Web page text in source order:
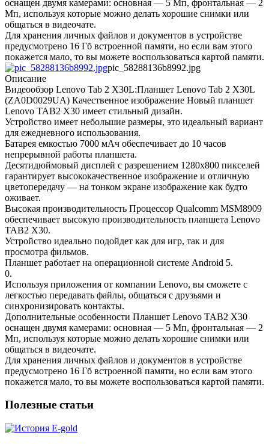
оснащен двумя камерами: основная — 5 Мп, фронтальная — 2
Мп, используя которые можно делать хорошие снимки или
общаться в видеочате.
Для хранения личных файлов и документов в устройстве
предусмотрено 16 Гб встроенной памяти, но если вам этого
покажется мало, то вы можете воспользоваться картой памяти.
pic_58288136b8992.jpg
Описание
Видеообзор Lenovo Tab 2 X30L:Планшет Lenovo Tab 2 X30L
(ZA0D0029UA) Качественное изображение Новый планшет
Lenovo TAB2 X30 имеет стильный дизайн.
Устройство имеет небольшие размеры, это идеальный вариант
для ежедневного использования.
Батарея емкостью 7000 мАч обеспечивает до 10 часов
непрерывной работы планшета.
Десятидюймовый дисплей с разрешением 1280x800 пикселей
гарантирует высококачественное изображение и отличную
цветопередачу — на тонком экране изображение как будто
оживает.
Высокая производительность Процессор Qualcomm MSM8909
обеспечивает высокую производительность планшета Lenovo
TAB2 X30.
Устройство идеально подойдет как для игр, так и для
просмотра фильмов.
Планшет работает на операционной системе Android 5.
0.
Используя приложения от компании Lenovo, вы сможете с
легкостью передавать файлы, общаться с друзьями и
синхронизировать контакты.
Дополнительные особенности Планшет Lenovo TAB2 X30
оснащен двумя камерами: основная — 5 Мп, фронтальная — 2
Мп, используя которые можно делать хорошие снимки или
общаться в видеочате.
Для хранения личных файлов и документов в устройстве
предусмотрено 16 Гб встроенной памяти, но если вам этого
покажется мало, то вы можете воспользоваться картой памяти.
Полезные статьи